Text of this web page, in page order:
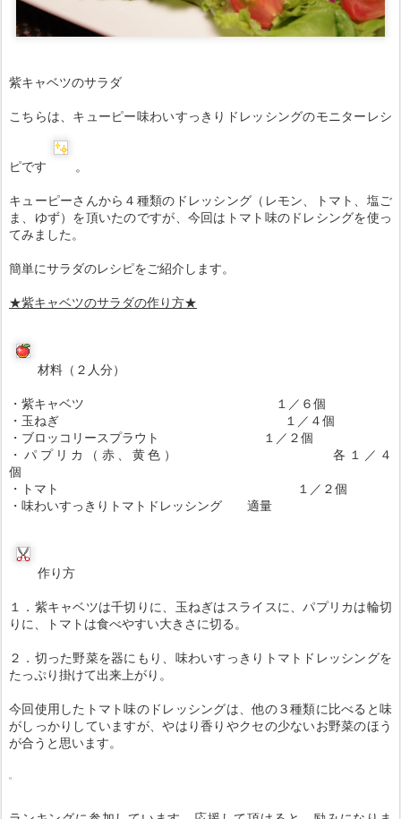
紫キャベツのサラダ
こちらは、キューピー味わいすっきりドレッシングのモニターレシ
ピです
。
キューピーさんから４種類のドレッシング（レモン、トマト、塩ご
ま、ゆず）を頂いたのですが、今回はトマト味のドレシングを使っ
てみました。
簡単にサラダのレシピをご紹介します。
★紫キャベツのサラダの作り方★
材料（２人分）
・紫キャベツ １／６個
・玉ねぎ １／４個
・ブロッコリースプラウト １／２個
・パプリカ（赤、黄色） 各１／４
個
・トマト １／２個
・味わいすっきりトマトドレッシング 適量
作り方
１．紫キャベツは千切りに、玉ねぎはスライスに、パプリカは輪切
りに、トマトは食べやすい大きさに切る。
２．切った野菜を器にもり、味わいすっきりトマトドレッシングを
たっぷり掛けて出来上がり。
今回使用したトマト味のドレッシングは、他の３種類に比べると味
がしっかりしていますが、やはり香りやクセの少ないお野菜のほう
が合うと思います。